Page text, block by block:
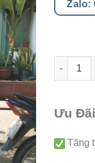
Zalo:
Hoa
Ưu
Tăng